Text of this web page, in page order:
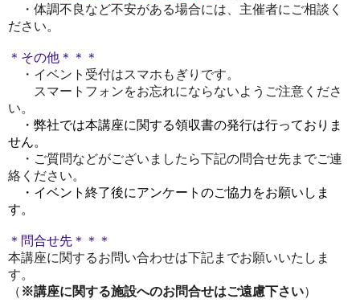
・体調不良など不安がある場合には、主催者にご相談く
ださい。
＊その他＊＊＊
・イベント受付はスマホもぎりです。
スマートフォンをお忘れにならないようご注意くださ
い。
・弊社では本講座に関する領収書の発行は行っておりま
せん。
・ご質問などがございましたら下記の問合せ先までご連
絡ください。
・イベント終了後にアンケートのご協力をお願いしま
す。
＊問合せ先＊＊＊
本講座に関するお問い合わせは下記までお願いいたしま
す。
（ ※講座に関する施設へのお問合せはご遠慮下さい）